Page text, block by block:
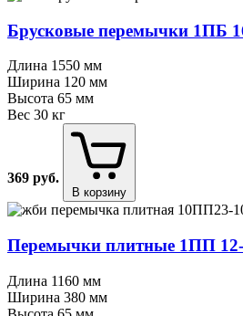
Брусковые перемычки 1ПБ
Длина 1550 мм
Ширина 120 мм
Высота 65 мм
Вес 30 кг
369 руб.
В корзину
Перемычки плитные 1ПП
Длина 1160 мм
Ширина 380 мм